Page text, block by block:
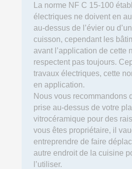
La norme NF C 15-100
électriques ne doivent en
au-dessus de l’évier ou
cuisson, cependant les
avant l’application de cette
respectent pas toujours.
travaux électriques, cette
en application.
Nous vous recommandons
prise au-dessus de votre
vitrocéramique pour des
vous êtes propriétaire, il
entreprendre de faire
autre endroit de la cuisine
l’utiliser.